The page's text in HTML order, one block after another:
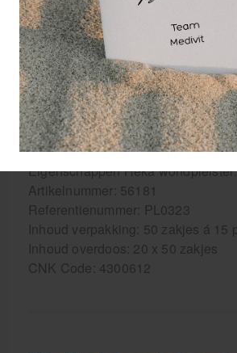
maat bevat de Heka plast
assorti 5 pleisters. De pleisters
elastische en luchtdoorlatende
wondpleisters van textiel. De
verklevend wondkussen en hecht
wond, waardoor de pleister zich
verwijderen.
Eigenschappen Heka wondpleister:
Artikelnummer: 56181
Referentienummer: PL0323
Inhoud verpakking: 50 zakjes á 15
Inhoud overdoos: 20 x 50 zakjes
CNK Code: 4300612